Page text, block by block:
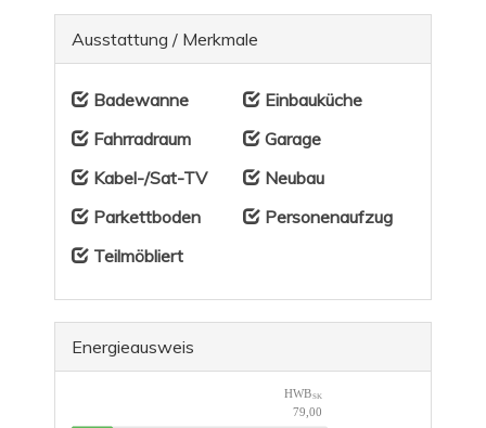
Ausstattung / Merkmale
Badewanne
Einbauküche
Fahrradraum
Garage
Kabel-/Sat-TV
Neubau
Parkettboden
Personenaufzug
Teilmöbliert
Energieausweis
HWB SK
79,00